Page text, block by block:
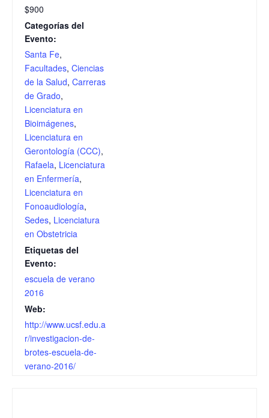
$900
Categorías del
Evento:
Santa Fe,
Facultades, Ciencias
de la Salud, Carreras
de Grado,
Licenciatura en
Bioimágenes,
Licenciatura en
Gerontología (CCC),
Rafaela, Licenciatura
en Enfermería,
Licenciatura en
Fonoaudiología,
Sedes, Licenciatura
en Obstetricia
Etiquetas del
Evento:
escuela de verano
2016
Web:
http://www.ucsf.edu.a
r/investigacion-de-
brotes-escuela-de-
verano-2016/